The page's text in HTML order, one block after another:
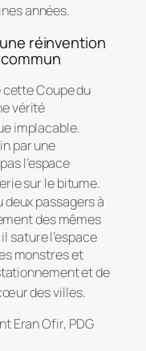
années.
une réinvention
cette Coupe du
vérité
implacable.
par une
l’espace
sur le bitume.
passagers à
des mêmes
sature l’espace
monstres et
et de
des villes.
Eran Ofir, PDG